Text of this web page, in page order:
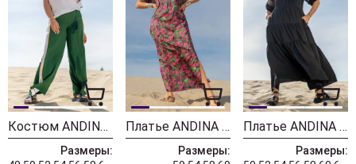
Костюм ANDINA 950 белый/изумруд/шафран
Размеры:
Платье ANDINA 831 фуксия принт
Размеры:
Платье ANDINA 829 черный
Размеры: